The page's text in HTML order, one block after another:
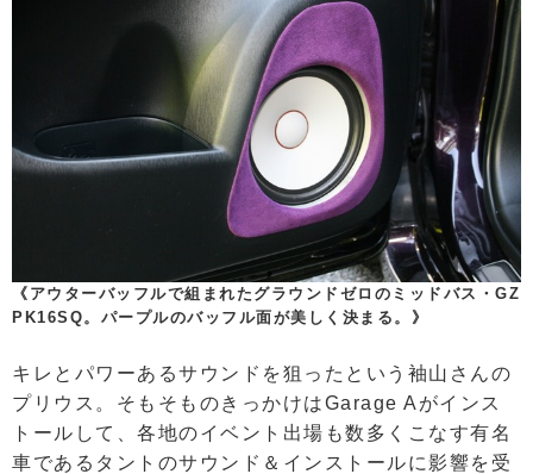
《アウターバッフルで組まれたグラウンドゼロのミッドバス・GZ
PK16SQ。パープルのバッフル面が美しく決まる。》
キレとパワーあるサウンドを狙ったという袖山さんの
プリウス。そもそものきっかけはGarage Aがインス
トールして、各地のイベント出場も数多くこなす有名
車であるタントのサウンド＆インストールに影響を受